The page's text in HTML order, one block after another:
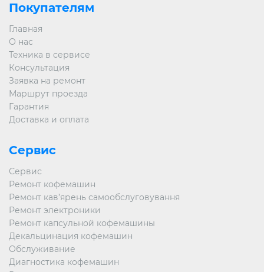
Покупателям
Главная
О нас
Техника в сервисе
Консультация
Заявка на ремонт
Маршрут проезда
Гарантия
Доставка и оплата
Сервис
Сервис
Ремонт кофемашин
Ремонт кав’ярень самообслуговування
Ремонт электроники
Ремонт капсульной кофемашины
Декальцинация кофемашин
Обслуживание
Диагностика кофемашин